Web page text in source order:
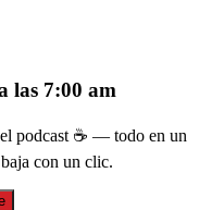
las 7:00 am
podcast ☕ — todo en un
con un clic.